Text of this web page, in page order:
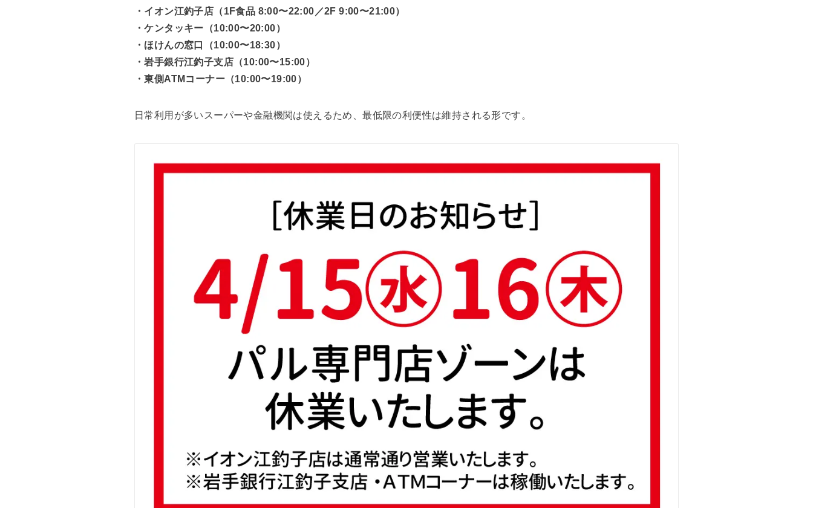
・イオン江釣子店（1F食品 8:00〜22:00／2F 9:00〜21:00）
・ケンタッキー（10:00〜20:00）
・ほけんの窓口（10:00〜18:30）
・岩手銀行江釣子支店（10:00〜15:00）
・東側ATMコーナー（10:00〜19:00）
日常利用が多いスーパーや金融機関は使えるため、最低限の利便性は維持される形です。